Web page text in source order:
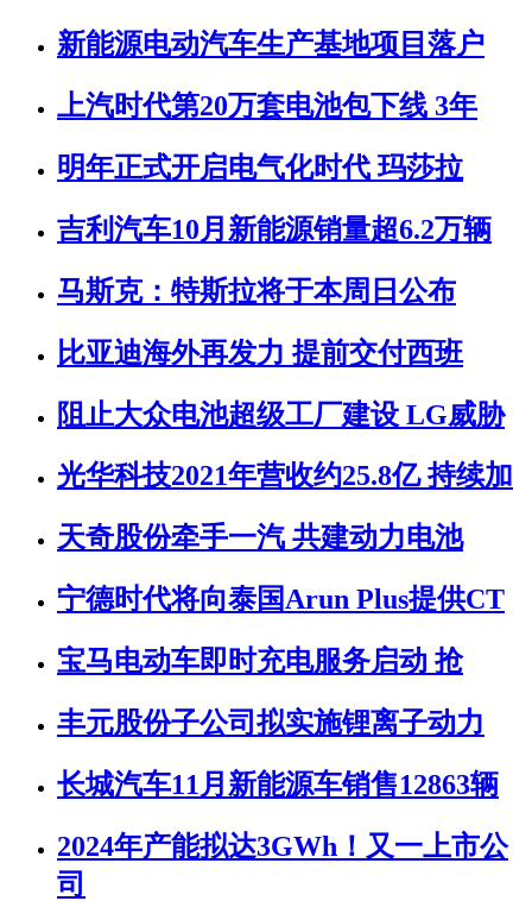
新能源电动汽车生产基地项目落户
上汽时代第20万套电池包下线 3年
明年正式开启电气化时代 玛莎拉
吉利汽车10月新能源销量超6.2万辆
马斯克：特斯拉将于本周日公布
比亚迪海外再发力 提前交付西班
阻止大众电池超级工厂建设 LG威胁
光华科技2021年营收约25.8亿 持续加
天奇股份牵手一汽 共建动力电池
宁德时代将向泰国Arun Plus提供CT
宝马电动车即时充电服务启动 抢
丰元股份子公司拟实施锂离子动力
长城汽车11月新能源车销售12863辆
2024年产能拟达3GWh！又一上市公
司